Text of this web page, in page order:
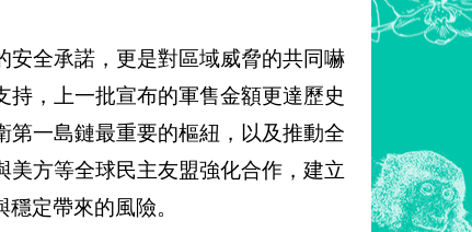
安全承諾，更是對區域威脅的共同嚇
，上一批宣布的軍售金額更達歷史
一島鏈最重要的樞紐，以及推動全
方等全球民主友盟強化合作，建立
定帶來的風險。